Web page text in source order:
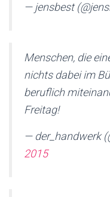
— jensbest
Menschen, die
nichts dabei im
beruflich
Freitag!
— der_handwerk
2015